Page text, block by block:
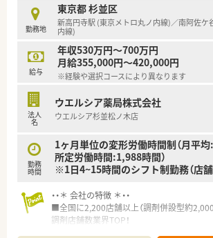
■育児休暇は3歳まで取得が可能で、時短制
時短勤務ができるよう変更予定です。
■年間休日が120日とワークライフバラン
■日用品から常備薬まで、従業員割引制度
たくさんあります！
勤務地
東京都 杉並区
新高円寺駅 (東京メトロ丸ノ内線)／南阿佐ケ
内線)
給与
年収530万円～700万円
月給355,000円～420,000円
※経験や選択コースにより異なります
法人
名
ウエルシア薬局株式会社
ウエルシア杉並松ノ木店
勤務
時間
1ヶ月単位の変形労働時間制（月平
所定労働時間:1,988時間）
※1日4~15時間のシフト制勤務（店舗
・・＊ 会社の特徴 ＊・・
■全国に2,200店舗以上（調剤併設型約
調剤店舗数業界TOP！